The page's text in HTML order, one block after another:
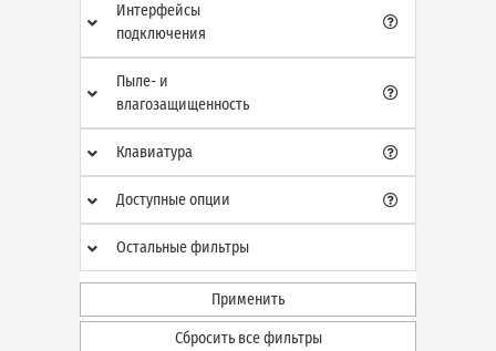
Интерфейсы
подключения
Пыле- и
влагозащищенность
Клавиатура
Доступные опции
Остальные фильтры
Применить
Сбросить все фильтры